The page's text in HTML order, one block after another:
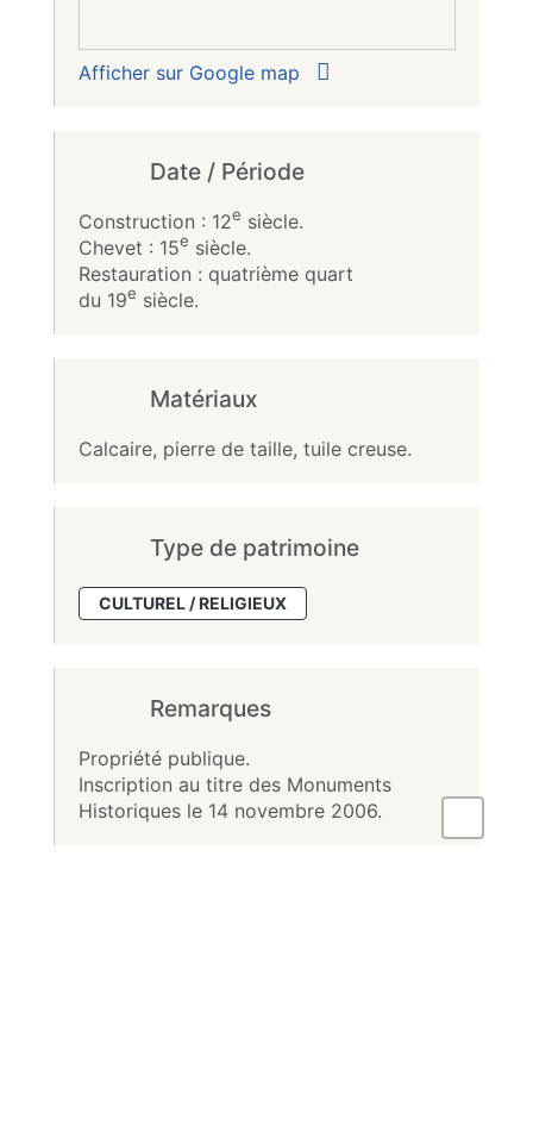
Afficher sur Google map
Date / Période
Construction : 12e siècle.
Chevet : 15e siècle.
Restauration : quatrième quart
du 19e siècle.
Matériaux
Calcaire, pierre de taille, tuile creuse.
Type de patrimoine
CULTUREL / RELIGIEUX
Remarques
Propriété publique.
Inscription au titre des Monuments
Historiques le 14 novembre 2006.